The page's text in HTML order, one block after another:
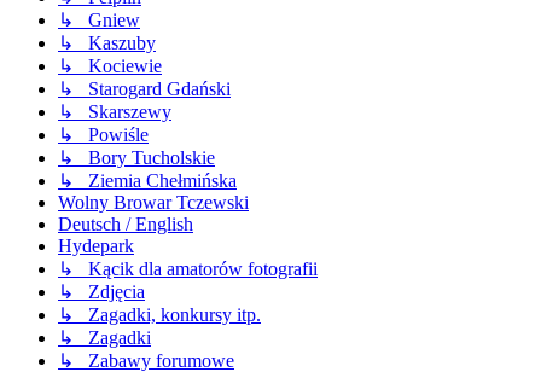
↳ Gniew
↳ Kaszuby
↳ Kociewie
↳ Starogard Gdański
↳ Skarszewy
↳ Powiśle
↳ Bory Tucholskie
↳ Ziemia Chełmińska
Wolny Browar Tczewski
Deutsch / English
Hydepark
↳ Kącik dla amatorów fotografii
↳ Zdjęcia
↳ Zagadki, konkursy itp.
↳ Zagadki
↳ Zabawy forumowe